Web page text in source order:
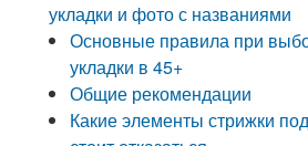
укладки и фото с названиями
Основные правила при
укладки в 45+
Общие рекомендации
Какие элементы стрижки